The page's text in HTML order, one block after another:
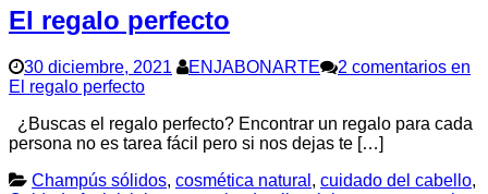
El regalo perfecto
30 diciembre, 2021 ENJABONARTE 2 comentarios en
El regalo perfecto
¿Buscas el regalo perfecto? Encontrar un regalo para cada
persona no es tarea fácil pero si nos dejas te […]
Champús sólidos, cosmética natural , cuidado del cabello,